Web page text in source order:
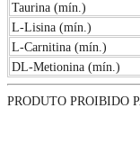
Taurina (mín.)
L-Lisina (mín.)
L-Carnitina (mín.)
DL-Metionina (mín.)
PRODUTO PROIBIDO